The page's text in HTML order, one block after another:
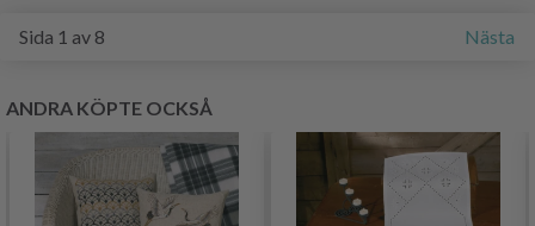
Sida 1 av 8 Nästa
ANDRA KÖPTE OCKSÅ